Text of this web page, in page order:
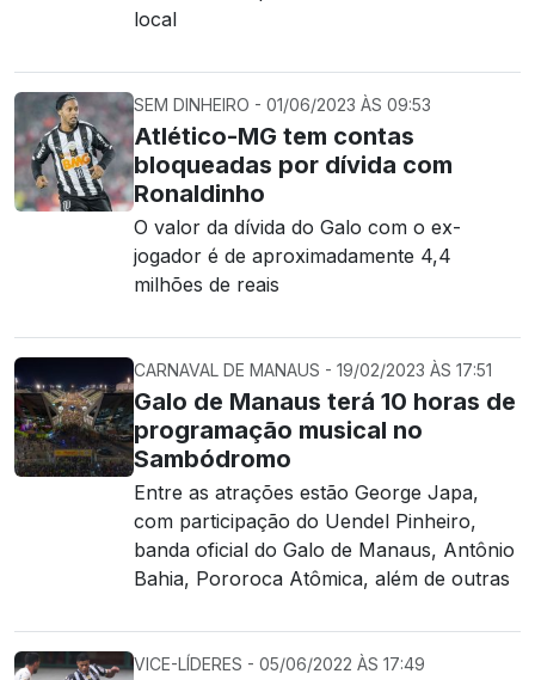
local
SEM DINHEIRO - 01/06/2023 ÀS 09:53
Atlético-MG tem contas
bloqueadas por dívida com
Ronaldinho
O valor da dívida do Galo com o ex-
jogador é de aproximadamente 4,4
milhões de reais
CARNAVAL DE MANAUS - 19/02/2023 ÀS 17:51
Galo de Manaus terá 10 horas de
programação musical no
Sambódromo
Entre as atrações estão George Japa,
com participação do Uendel Pinheiro,
banda oficial do Galo de Manaus, Antônio
Bahia, Pororoca Atômica, além de outras
VICE-LÍDERES - 05/06/2022 ÀS 17:49